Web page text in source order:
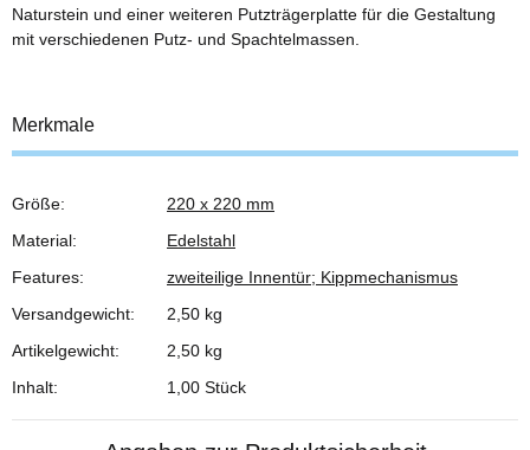
Naturstein und einer weiteren Putzträgerplatte für die Gestaltung
mit verschiedenen Putz- und Spachtelmassen.
Merkmale
Produkteigenschaft
Wert
Größe:
220 x 220 mm
Material:
Edelstahl
Features:
zweiteilige Innentür; Kippmechanismus
Versandgewicht:
2,50 kg
Artikelgewicht:
2,50 kg
Inhalt:
1,00 Stück